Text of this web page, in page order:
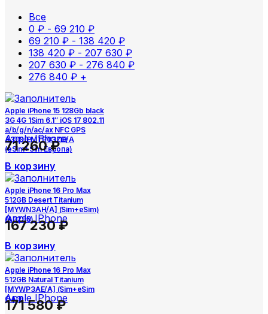
Все
0 ₽ - 69 210 ₽
69 210 ₽ - 138 420 ₽
138 420 ₽ - 207 630 ₽
207 630 ₽ - 276 840 ₽
276 840 ₽ +
Apple iPhone 15 128Gb black
3G 4G 1Sim 6.1″ iOS 17 802.11
a/b/g/n/ac/ax NFC GPS
A3090 MTP03ZD/A
(eSim+Sim Европа)
Apple IPhone
71 260₽
В корзину
Apple iPhone 16 Pro Max
512GB Desert Titanium
[MYWN3AH/A] (Sim+eSim)
(A3295)
Apple IPhone
167 230₽
В корзину
Apple iPhone 16 Pro Max
512GB Natural Titanium
[MYWP3AE/A] (Sim+eSim
ОАЭ)
Apple IPhone
171 580₽